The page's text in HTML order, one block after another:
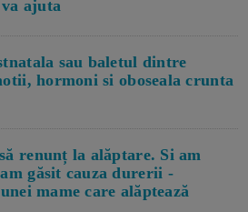
ajuta
sau baletul dintre
hormoni si oboseala crunta
renunț la alăptare. Si am
găsit cauza durerii -
mame care alăptează